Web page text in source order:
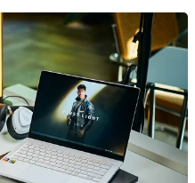
однако ограниченный
относительно
Мы протестировали
Ti OC в тестах
играх и практических
заключаются её сильные
своих пределов.